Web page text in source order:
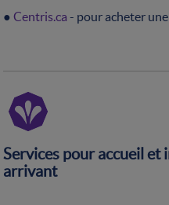
●Centris.ca - pour acheter
Services pour accueil et
arrivant